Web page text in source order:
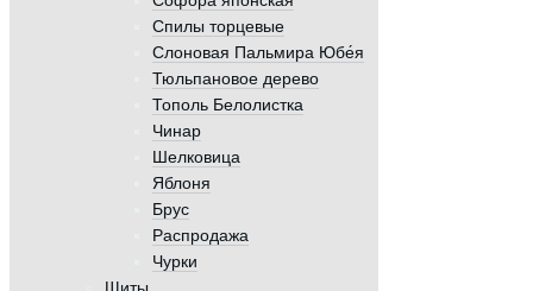
Спилы торцевые
Слоновая Пальмира Юбе́я
Тюльпановое дерево
Тополь Белолистка
Чинар
Шелковица
Яблоня
Брус
Распродажа
Чурки